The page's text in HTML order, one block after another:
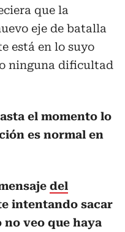
que la
eje de batalla
está en lo suyo
ninguna dificultad
el momento lo
es normal en
del
intentando sacar
no veo que haya